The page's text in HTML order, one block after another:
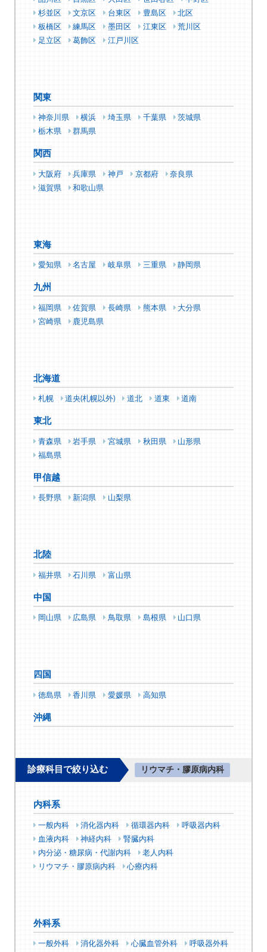
杉並区
文京区 台東区 豊島区
北区
板橋区
練馬区 墨田区 江東区
荒川区
足立区
葛飾区 江戸川区
関東
神奈川県 横浜 埼玉県 千葉県
茨城県
栃木県
群馬県
関西
大阪府 兵庫県 神戸 京都府
奈良県
滋賀県
和歌山県
東海
愛知県 名古屋 岐阜県 三重県 静岡県
九州
福岡県 佐賀県 長崎県 熊本県
大分県
宮崎県
鹿児島県
北海道
札幌 道央(札幌以外) 道北 道東 道南
東北
青森県 岩手県 宮城県 秋田県
山形県
福島県
甲信越
長野県 新潟県 山梨県
北陸
福井県 石川県 富山県
中国
岡山県 広島県 鳥取県 島根県 山口県
四国
徳島県 香川県 愛媛県 高知県
沖縄
診療科目で絞り込む リウマチ・膠原病内科
内科系
一般内科 消化器内科 循環器内科
呼吸器内科
血液内科
神経内科
腎臓内科
内分泌・糖尿病・代謝内科
老人内科
リウマチ・膠原病内科
心療内科
外科系
一般外科 消化器外科 心臓血管外科 呼吸器外科